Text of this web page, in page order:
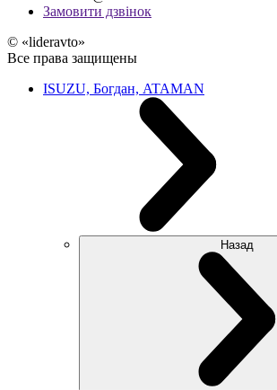
Замовити дзвінок
© «lideravto»
Все права защищены
ISUZU, Богдан, ATAMAN
Назад